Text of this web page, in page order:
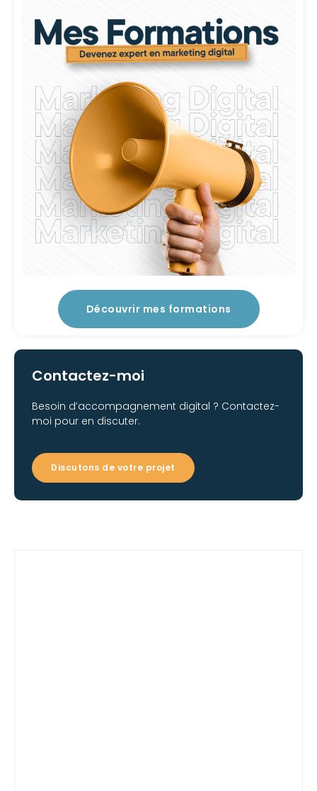
Découvrir mes formations
Contactez-moi
Besoin d’accompagnement digital ? Contactez-
moi pour en discuter.
Discutons de votre projet